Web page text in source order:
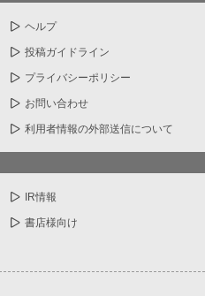
ヘルプ
投稿ガイドライン
プライバシーポリシー
お問い合わせ
利用者情報の外部送信について
IR情報
書店様向け